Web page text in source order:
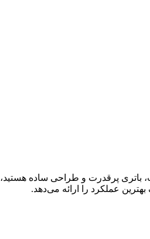
باتری پرقدرت و طراحی ساده هستید،
عملکرد را ارائه می‌دهد.